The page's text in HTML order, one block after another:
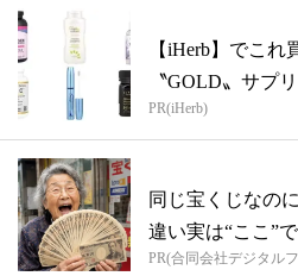
【iHerb】でこれ
〝GOLD〟サプリ
PR(iHerb)
同じ宝くじなの
違い実は“ここ”
PR(合同会社デジタル